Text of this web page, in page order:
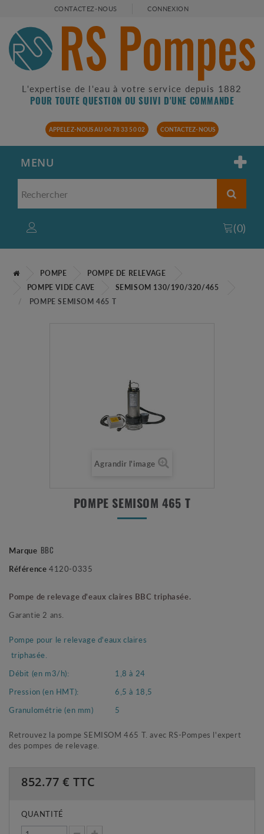
CONTACTEZ-NOUS CONNEXION
L'expertise de l'eau à votre service depuis 1882
POUR TOUTE QUESTION OU SUIVI D'UNE COMMANDE
APPELEZ-NOUS AU 04 78 33 50 02 CONTACTEZ-NOUS
MENU
(0)
POMPE
POMPE DE RELEVAGE
POMPE VIDE CAVE
SEMISOM 130/190/320/465
POMPE SEMISOM 465 T
Agrandir l'image
POMPE SEMISOM 465 T
Marque BBC
Référence 4120-0335
Pompe de relevage d'eaux claires BBC triphasée.
Garantie 2 ans.
Pompe pour le relevage d'eaux claires
triphasée.
Débit (en m3/h):
1,8 à 24
Pression (en HMT):
6,5 à 18,5
Granulométrie (en mm)
5
Retrouvez la pompe SEMISOM 465 T. avec RS-Pompes l'expert
des pompes de relevage.
852.77 € TTC
QUANTITÉ